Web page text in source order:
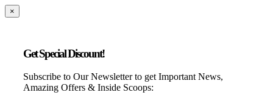
×
Get Special Discount!
Subscribe to Our Newsletter to get Important News,
Amazing Offers & Inside Scoops: